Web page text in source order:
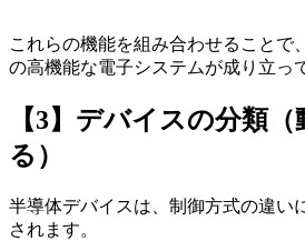
これらの機能を組み合わせることで
の高機能な電子システムが成り立っ
【3】デバイスの分類
る）
半導体デバイスは、制御方式の違い
されます。